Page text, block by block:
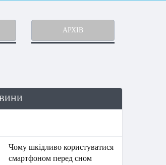
АРХІВ
Чому шкідливо користуватися
смартфоном перед сном